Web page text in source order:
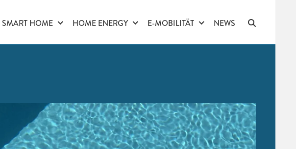
SMART HOME HOME ENERGY E-MOBILITÄT NEWS